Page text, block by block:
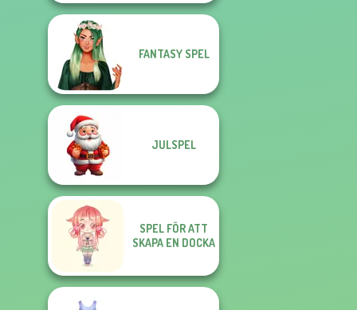
FANTASY SPEL
JULSPEL
SPEL FÖR ATT
SKAPA EN DOCKA